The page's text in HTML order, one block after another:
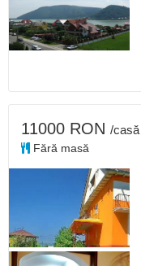
11000 RON /casă
Fără masă